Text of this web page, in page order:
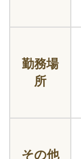
勤務場
所
その他